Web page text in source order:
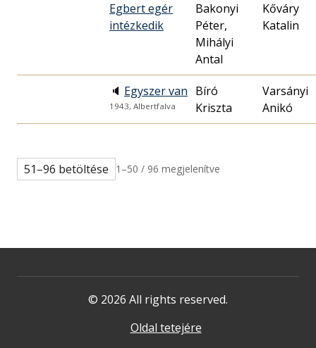
Egbert egér
intézkedik
Bakonyi
Péter,
Mihályi
Antal
Kőváry
Katalin
🔈 Egyszer van
1943, Albertfalva
Bíró
Kriszta
Varsányi
Anikó
51–96 betöltése 1–50 / 96 megjelenítve
© 2026 All rights reserved.
Oldal tetejére